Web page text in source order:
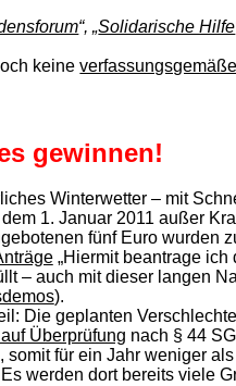
“, „Solidarische Hilfe
keineverfassungsgemäße
gewinnen!
Winterwetter – mit
1. Januar 2011 außer
fünf Euro wurden
„Hiermit beantrage
– auch mit dieser langen
).
Die geplanten
Überprüfung nach § 44
für ein Jahr weniger
werden dort bereits viele